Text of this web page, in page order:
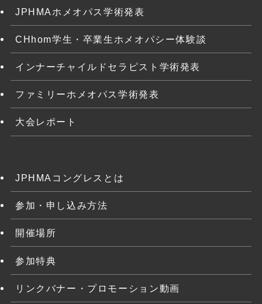
JPHMAホメオパス学術発表
CHhom学生・卒業生ホメオパシー体験談
インナーチャイルドセラピスト学術発表
ファミリーホメオパス学術発表
大会レポート
JPHMAコングレスとは
参加・申し込み方法
開催場所
参加特典
リンクバナー・プロモーション動画